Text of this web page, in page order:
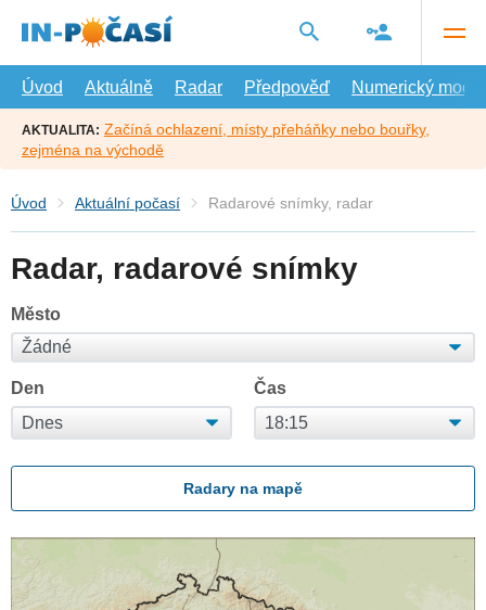
hlavní
Úvod
Aktuálně Radar Předpověď Numerický model
AKTUALITA: Začíná ochlazení, místy přeháňky nebo bouřky,
zejména na východě
Úvod Aktuální počasí Radarové snímky, radar
Radar, radarové snímky
Město
Den Čas
Radary na mapě